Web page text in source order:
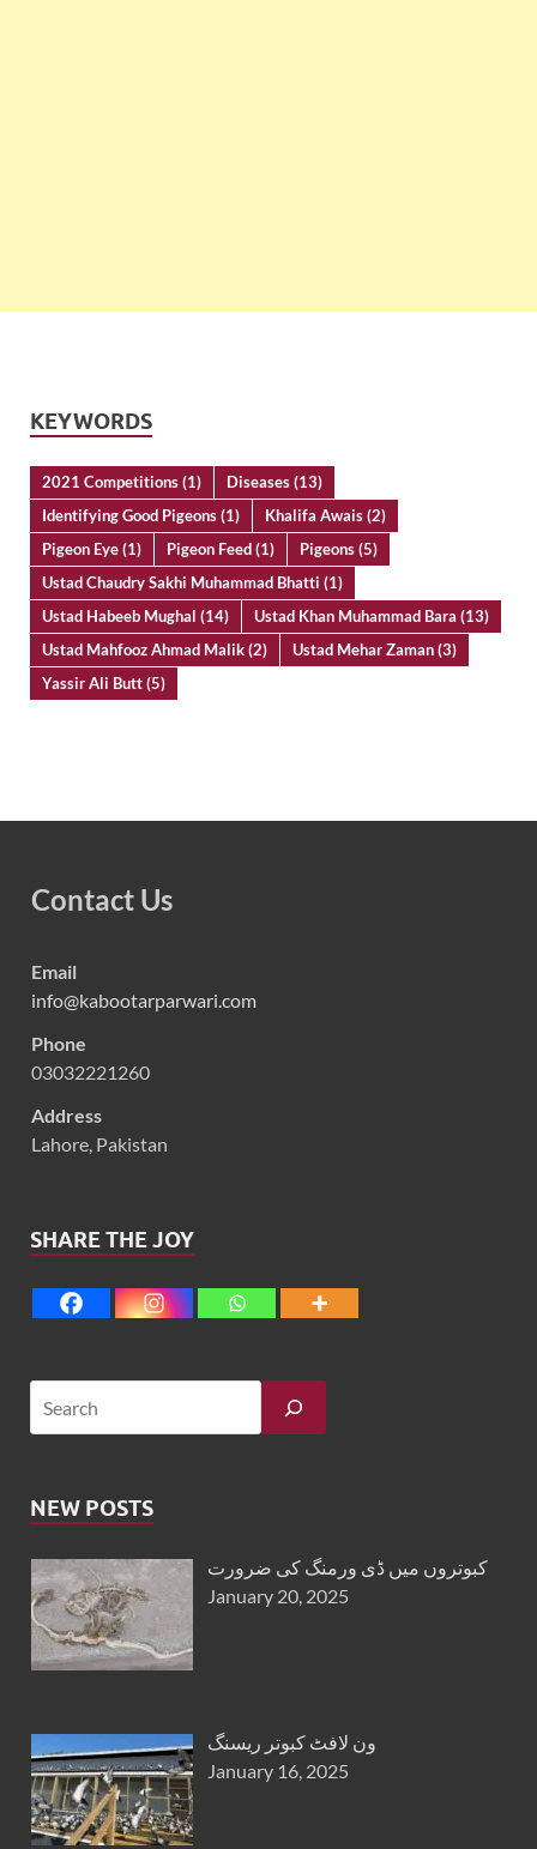
KEYWORDS
2021 Competitions(1) Diseases(13)
Identifying Good Pigeons(1) Khalifa Awais(2)
Pigeon Eye(1) Pigeon Feed(1) Pigeons(5)
Ustad Chaudry Sakhi Muhammad Bhatti (1)
Ustad Habeeb Mughal (14) Ustad Khan Muhammad Bara (13)
Ustad Mahfooz Ahmad Malik(2) Ustad Mehar Zaman(3)
Yassir Ali Butt(5)
Contact Us
Email
info@kabootarparwari.com
Phone
03032221260
Address
Lahore, Pakistan
SHARE THE JOY
NEW POSTS
کبوتروں میں ڈی ورمنگ کی ضرورت
January 20, 2025
ون لافٹ کبوتر ریسنگ
January 16, 2025